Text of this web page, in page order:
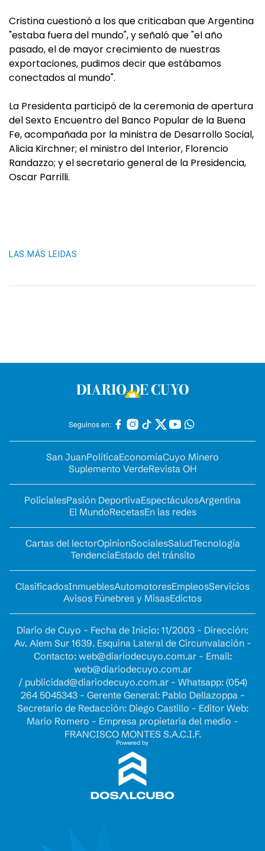
Cristina cuestionó a los que criticaban que Argentina
"estaba fuera del mundo", y señaló que "el año
pasado, el de mayor crecimiento de nuestras
exportaciones, pudimos decir que estábamos
conectados al mundo".
La Presidenta participó de la ceremonia de apertura
del Sexto Encuentro del Banco Popular de la Buena
Fe, acompañada por la ministra de Desarrollo Social,
Alicia Kirchner; el ministro del Interior, Florencio
Randazzo; y el secretario general de la Presidencia,
Oscar Parrilli.
LAS MÁS LEIDAS
Seguinos en:
San JuanPolíticaEconomíaCuyo Minero
Suplemento VerdeRevista OH
PolicialesPasión DeportivaEspectáculosArgentina
El MundoRecetasEn las redes
Cartas del lectorOpinionSocialesSaludTecnología
TendenciaEstado del tránsito
ClasificadosInmueblesAutomotoresEmpleosServicios
Avisos Fúnebres y MisasEdictos
Diario de Cuyo - Fecha de Inicio: 11/2003 - Dirección:
Av. Alem Sur 1639. Esquina Lateral de Circunvalación -
Contacto: web@diariodecuyo.com.ar- Email:
web@diariodecuyo.com.ar
/ publicidad@diariodecuyo.com.ar- Whatsapp: (054)
264 5045343 - Gerente General: Pablo Dellazoppa -
Secretario de Redacción: Diego Castillo - Editor Web:
Mario Romero - Empresa propietaria del medio -
FRANCISCO MONTES S.A.C.I.F.